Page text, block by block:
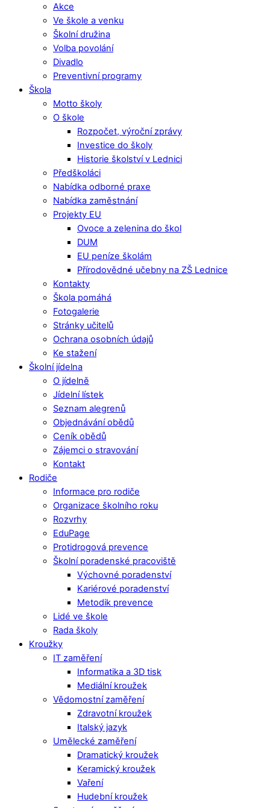
Akce
Ve škole a venku
Školní družina
Volba povolání
Divadlo
Preventivní programy
Škola
Motto školy
O škole
Rozpočet, výroční zprávy
Investice do školy
Historie školství v Lednici
Předškoláci
Nabídka odborné praxe
Nabídka zaměstnání
Projekty EU
Ovoce a zelenina do škol
DUM
EU peníze školám
Přírodovědné učebny na ZŠ Lednice
Kontakty
Škola pomáhá
Fotogalerie
Stránky učitelů
Ochrana osobních údajů
Ke stažení
Školní jídelna
O jídelně
Jídelní lístek
Seznam alegrenů
Objednávání obědů
Ceník obědů
Zájemci o stravování
Kontakt
Rodiče
Informace pro rodiče
Organizace školního roku
Rozvrhy
EduPage
Protidrogová prevence
Školní poradenské pracoviště
Výchovné poradenství
Kariérové poradenství
Metodik prevence
Lidé ve škole
Rada školy
Kroužky
IT zaměření
Informatika a 3D tisk
Mediální kroužek
Vědomostní zaměření
Zdravotní kroužek
Italský jazyk
Umělecké zaměření
Dramatický kroužek
Keramický kroužek
Vaření
Hudební kroužek